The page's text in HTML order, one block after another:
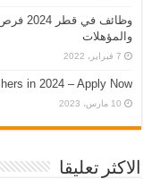
والمؤهلات
7 فبراير، 2022
in 2024 – Apply Now
10 مارس، 2023
الاكثر تعليقا